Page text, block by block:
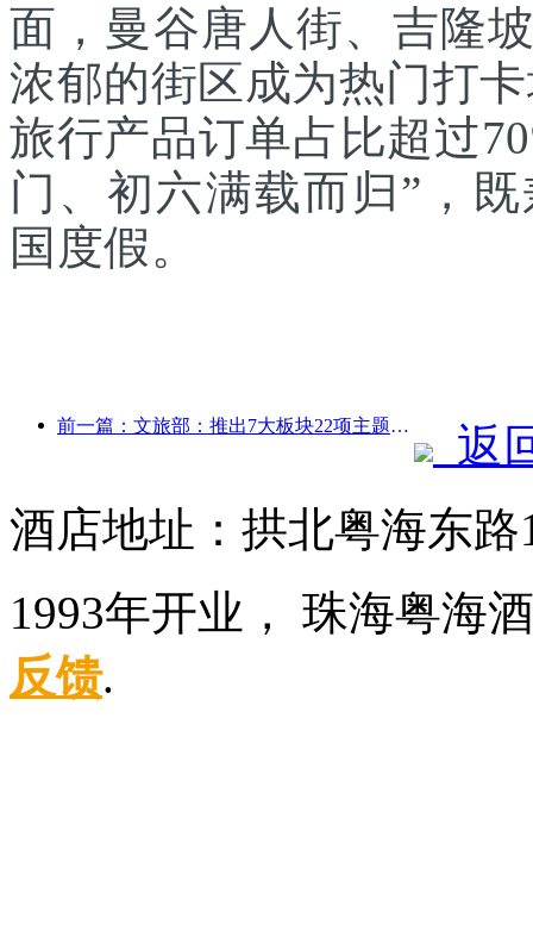
面，曼谷唐人街、吉隆
浓郁的街区成为热门打
旅行产品订单占比超过
门、初六满载而归”，
国度假。
前一篇：文旅部：推出7大板块22项主题活动
返
酒店地址：拱北粤海东
1993年开业， 珠海粤
反馈.